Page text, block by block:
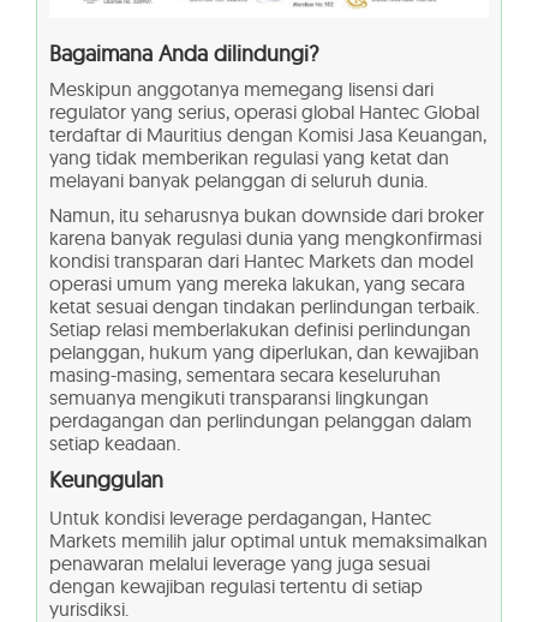
Bagaimana Anda dilindungi?
Meskipun anggotanya memegang lisensi dari
regulator yang serius, operasi global Hantec Global
terdaftar di Mauritius dengan Komisi Jasa Keuangan,
yang tidak memberikan regulasi yang ketat dan
melayani banyak pelanggan di seluruh dunia.
Namun, itu seharusnya bukan downside dari broker
karena banyak regulasi dunia yang mengkonfirmasi
kondisi transparan dari Hantec Markets dan model
operasi umum yang mereka lakukan, yang secara
ketat sesuai dengan tindakan perlindungan terbaik.
Setiap relasi memberlakukan definisi perlindungan
pelanggan, hukum yang diperlukan, dan kewajiban
masing-masing, sementara secara keseluruhan
semuanya mengikuti transparansi lingkungan
perdagangan dan perlindungan pelanggan dalam
setiap keadaan.
Keunggulan
Untuk kondisi leverage perdagangan, Hantec
Markets memilih jalur optimal untuk memaksimalkan
penawaran melalui leverage yang juga sesuai
dengan kewajiban regulasi tertentu di setiap
yurisdiksi.